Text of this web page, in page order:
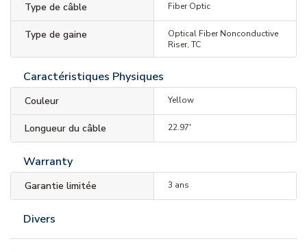
Type de câble Fiber Optic
Type de gaine
Optical Fiber Nonconductive
Riser, TC
Caractéristiques Physiques
Couleur Yellow
Longueur du câble 22.97'
Warranty
Garantie limitée 3 ans
Divers